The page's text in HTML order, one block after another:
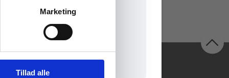
Marketing
Tillad alle